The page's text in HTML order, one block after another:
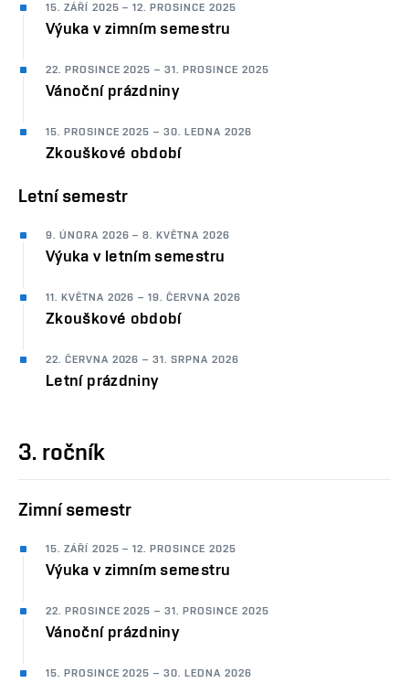
15. ZÁŘÍ 2025 – 12. PROSINCE 2025
Výuka v zimním semestru
22. PROSINCE 2025 – 31. PROSINCE 2025
Vánoční prázdniny
15. PROSINCE 2025 – 30. LEDNA 2026
Zkouškové období
Letní semestr
9. ÚNORA 2026 – 8. KVĚTNA 2026
Výuka v letním semestru
11. KVĚTNA 2026 – 19. ČERVNA 2026
Zkouškové období
22. ČERVNA 2026 – 31. SRPNA 2026
Letní prázdniny
3. ročník
Zimní semestr
15. ZÁŘÍ 2025 – 12. PROSINCE 2025
Výuka v zimním semestru
22. PROSINCE 2025 – 31. PROSINCE 2025
Vánoční prázdniny
15. PROSINCE 2025 – 30. LEDNA 2026